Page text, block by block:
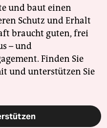
und baut einen
Schutz und Erhalt
braucht guten, frei
– und
Finden Sie
und unterstützen Sie